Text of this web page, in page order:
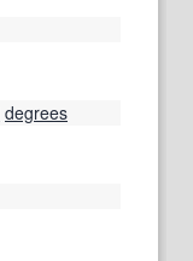
degrees